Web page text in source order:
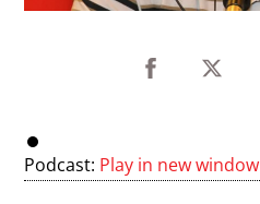
Podcast: Play in new window